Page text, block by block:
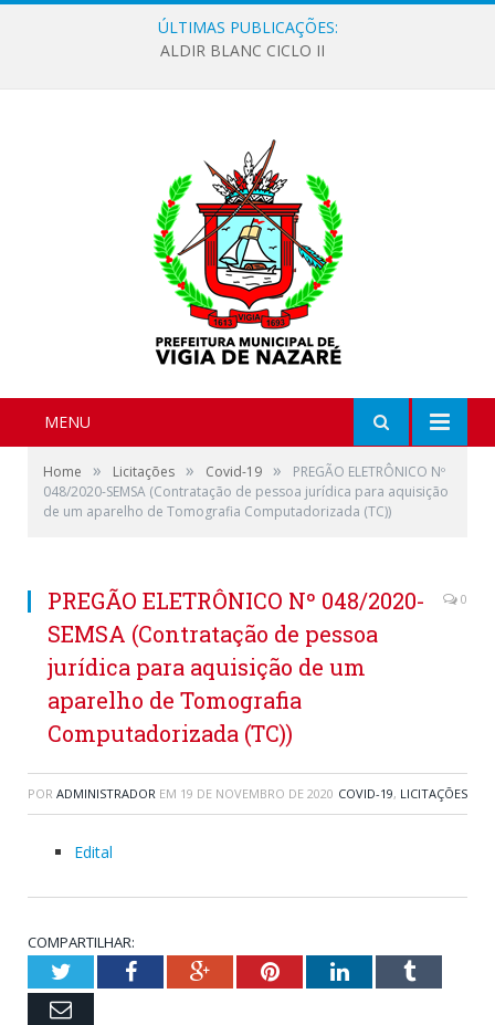
ÚLTIMAS PUBLICAÇÕES:
ALDIR BLANC CICLO II
MENU
Home » Licitações » Covid-19 »
PREGÃO ELETRÔNICO Nº
048/2020-SEMSA (Contratação de pessoa jurídica para aquisição
de um aparelho de Tomografia Computadorizada (TC))
PREGÃO ELETRÔNICO Nº 048/2020-
SEMSA (Contratação de pessoa
jurídica para aquisição de um
aparelho de Tomografia
Computadorizada (TC))
0
POR ADMINISTRADOR EM 19 DE NOVEMBRO DE 2020 COVID-19, LICITAÇÕES
Edital
COMPARTILHAR:
TwitterFacebookGoogle+PinterestLinkedInTumblr
Email